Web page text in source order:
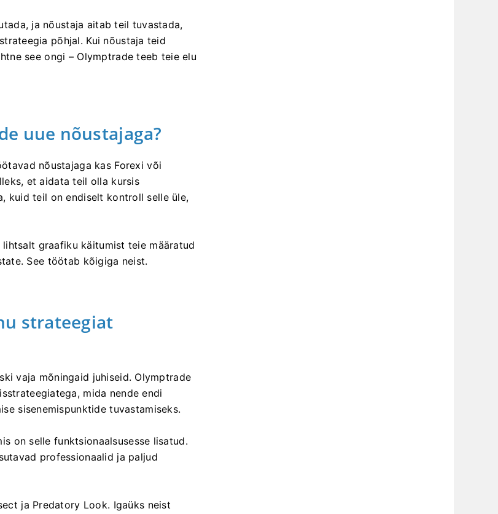
ja nõustaja aitab teil tuvastada,
põhjal. Kui nõustaja teid
see ongi – Olymptrade teeb teie elu
uue nõustajaga?
nõustajaga kas Forexi või
et aidata teil olla kursis
kuid teil on endiselt kontroll selle üle,
graafiku käitumist teie määratud
See töötab kõigiga neist.
strateegiat
vaja mõningaid juhiseid. Olymptrade
mida nende endi
sisenemispunktide tuvastamiseks.
on selle funktsionaalsusesse lisatud.
professionaalid ja paljud
ja Predatory Look. Igaüks neist